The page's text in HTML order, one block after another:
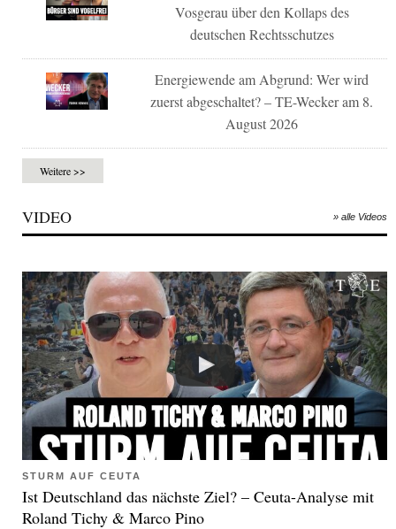
Vosgerau über den Kollaps des
deutschen Rechtsschutzes
Energiewende am Abgrund: Wer wird
zuerst abgeschaltet? – TE-Wecker am 8.
August 2026
Weitere >>
VIDEO » alle Videos
STURM AUF CEUTA
Ist Deutschland das nächste Ziel? – Ceuta-Analyse mit
Roland Tichy & Marco Pino